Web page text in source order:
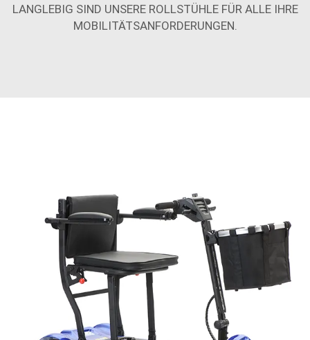
LANGLEBIG SIND UNSERE ROLLSTÜHLE FÜR ALLE IHRE
MOBILITÄTSANFORDERUNGEN.